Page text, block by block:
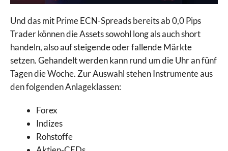
Und das mit Prime ECN-Spreads bereits ab 0,0 Pips
Trader können die Assets sowohl long als auch short
handeln, also auf steigende oder fallende Märkte
setzen. Gehandelt werden kann rund um die Uhr an fünf
Tagen die Woche. Zur Auswahl stehen Instrumente aus
den folgenden Anlageklassen:
Forex
Indizes
Rohstoffe